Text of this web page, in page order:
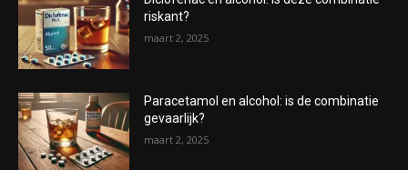
riskant?
maart 2, 2025
Paracetamol en alcohol: is de combinatie
gevaarlijk?
maart 2, 2025